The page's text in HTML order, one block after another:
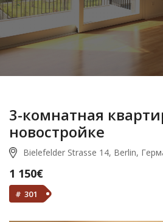
3-комнатная
новостройке
Bielefelder Strasse 14, Berlin,
1 150€
# 301